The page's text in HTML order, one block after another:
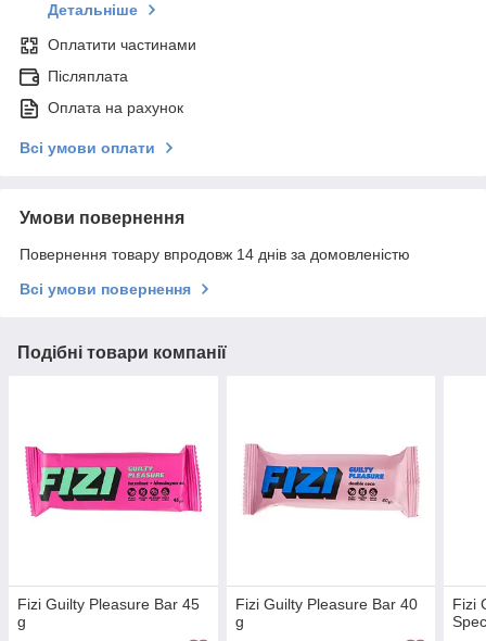
Детальніше
Оплатити частинами
Післяплата
Оплата на рахунок
Всі умови оплати
Умови повернення
Повернення товару впродовж 14 днів за домовленістю
Всі умови повернення
Подібні товари компанії
Fizi Guilty Pleasure Bar 45
g
Fizi Guilty Pleasure Bar 40
g
Fizi